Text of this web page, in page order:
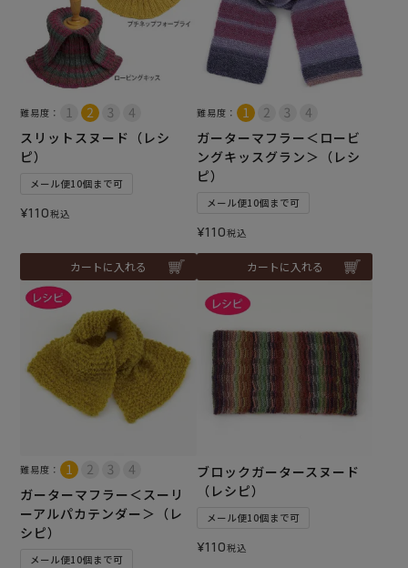
難易度：
スリットスヌード（レシ
ピ）
メール便10個まで可
¥110税込
カートに入れる
難易度：
ガーターマフラー＜ロービ
ングキッスグラン＞（レシ
ピ）
メール便10個まで可
¥110税込
カートに入れる
難易度：
ガーターマフラー＜スーリ
ーアルパカテンダー＞（レ
シピ）
メール便10個まで可
ブロックガータースヌード
（レシピ）
メール便10個まで可
¥110税込